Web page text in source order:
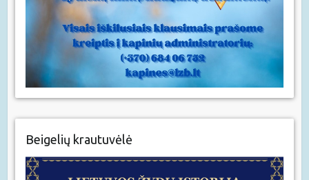
Beigelių krautuvėlė